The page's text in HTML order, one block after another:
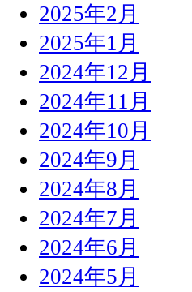
2025年2月
2025年1月
2024年12月
2024年11月
2024年10月
2024年9月
2024年8月
2024年7月
2024年6月
2024年5月